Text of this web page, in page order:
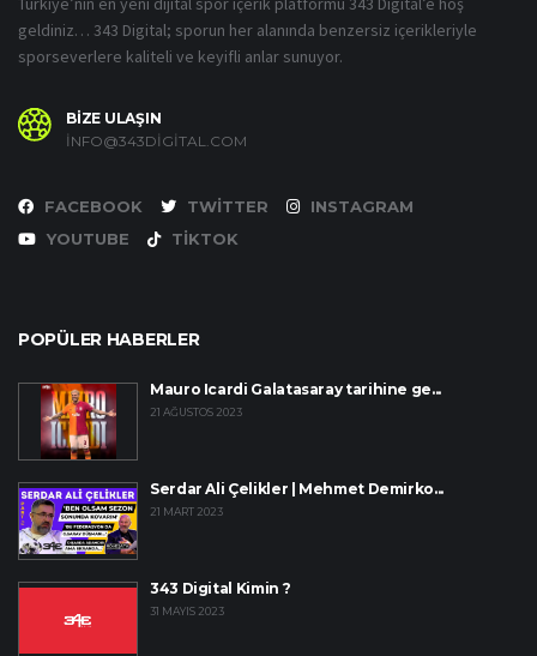
geldiniz… 343 Digital; sporun her alanında benzersiz içerikleriyle
sporseverlere kaliteli ve keyifli anlar sunuyor.
BİZE ULAŞIN
INFO@343DIGITAL.COM
FACEBOOK TWITTER
INSTAGRAM
YOUTUBE
TIKTOK
POPÜLER HABERLER
Mauro Icardi Galatasaray tarihine ge...
21 AĞUSTOS 2023
Serdar Ali Çelikler | Mehmet Demirko...
21 MART 2023
343 Digital Kimin ?
31 MAYIS 2023